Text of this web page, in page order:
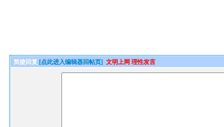
简捷回复 [点此进入编辑器回帖页] 文明上网 理性发言